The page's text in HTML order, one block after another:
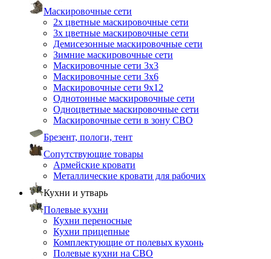
Маскировочные сети
2х цветные маскировочные сети
3х цветные маскировочные сети
Демисезонные маскировочные сети
Зимние маскировочные сети
Маскировочные сети 3х3
Маскировочные сети 3х6
Маскировочные сети 9х12
Однотонные маскировочные сети
Одноцветные маскировочные сети
Маскировочные сети в зону СВО
Брезент, пологи, тент
Сопутствующие товары
Армейские кровати
Металлические кровати для рабочих
Кухни и утварь
Полевые кухни
Кухни переносные
Кухни прицепные
Комплектующие от полевых кухонь
Полевые кухни на СВО